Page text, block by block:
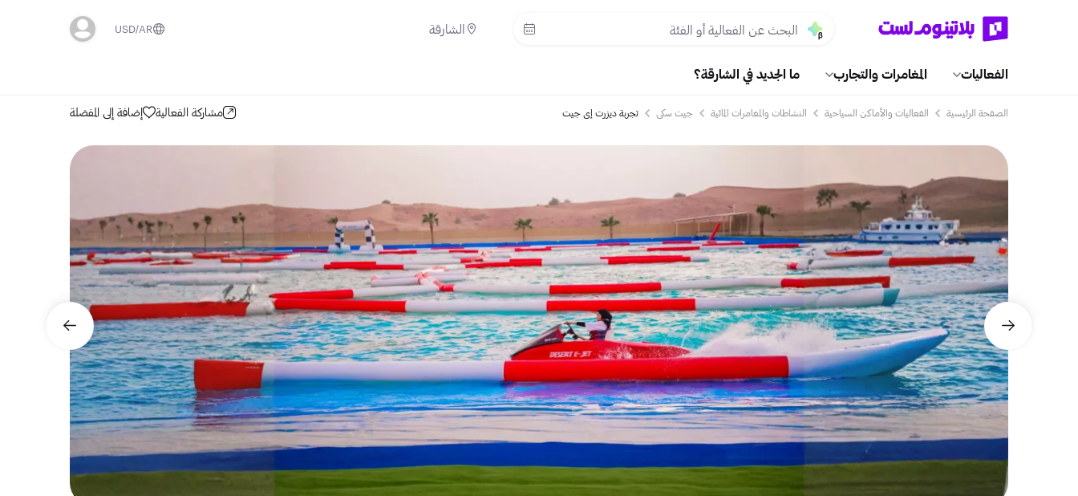
الشارقة AR
USD
الفعاليات المغامرات والتجارب ما الجديد في الشارقة؟
الصفحة الرئيسية الفعاليات والأماكن السياحية النشاطات والمغامرات المائية جيت سكي تجربة ديزرت إي جيت مشاركة الفعالية إضافة إلى المفضلة